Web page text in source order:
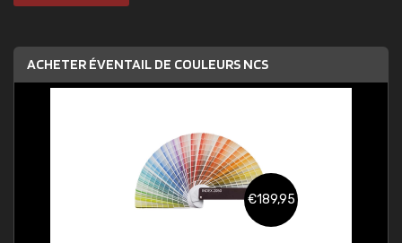
ACHETER ÉVENTAIL DE COULEURS NCS
€189,95